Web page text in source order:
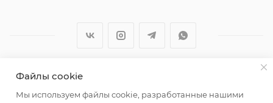
2026 © ООО "Вайт Текстиль групп"
Любая информация на сайте носит справочный
Файлы cookie
Мы используем файлы cookie, разработанные нашими